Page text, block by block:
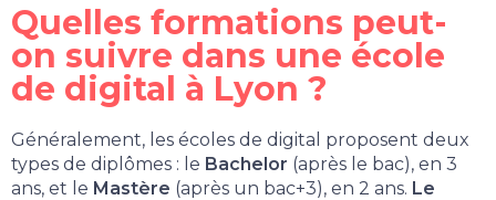
Quelles formations peut-
on suivre dans une école
de digital à Lyon ?
Généralement, les écoles de digital proposent deux
types de diplômes : le Bachelor (après le bac), en 3
ans, et le Mastère (après un bac+3), en 2 ans. Le